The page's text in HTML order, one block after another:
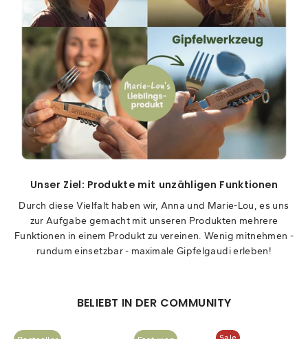
Unser Ziel: Produkte mit unzähligen Funktionen
Durch diese Vielfalt haben wir, Anna und Marie-Lou, es uns
zur Aufgabe gemacht mit unseren Produkten mehrere
Funktionen in einem Produkt zu vereinen. Wenig mitnehmen -
rundum einsetzbar - maximale Gipfelgaudi erleben!
BELIEBT IN DER COMMUNITY